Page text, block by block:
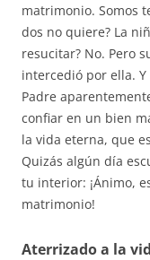
matrimonio. Somos
dos no quiere? La
resucitar? No. Pero
intercedió por ella. Y
Padre
confiar en un bien
la vida eterna, que
Quizás algún día
tu interior: ¡Ánimo,
matrimonio!
Aterrizado a la